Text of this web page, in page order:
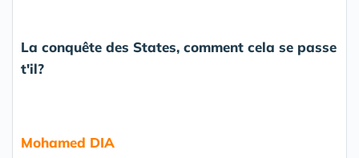
La conquête des States, comment cela se passe
t'il?
Mohamed DIA